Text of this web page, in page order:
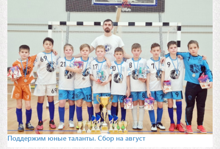
Поддержим юные таланты. Сбор на август